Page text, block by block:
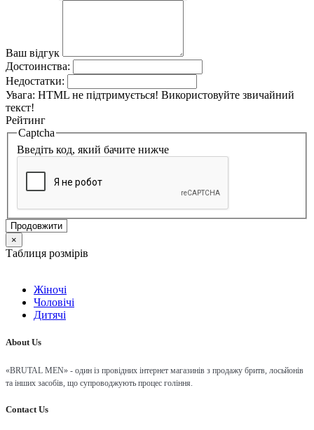
Ваш відгук
Достоинства:
Недостатки:
Увага: HTML не підтримується! Використовуйте звичайний
текст!
Рейтинг
Captcha
Введіть код, який бачите нижче
Продовжити
×
Таблиця розмірів
Жіночі
Чоловічі
Дитячі
About Us
«BRUTAL MEN» - один із провідних інтернет магазинів з продажу бритв, лосьйонів
та інших засобів, що супроводжують процес гоління.
Contact Us